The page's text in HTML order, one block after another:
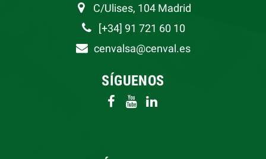
C/Ulises, 104 Madrid
[+34] 91 721 60 10
cenvalsa@cenval.es
SÍGUENOS